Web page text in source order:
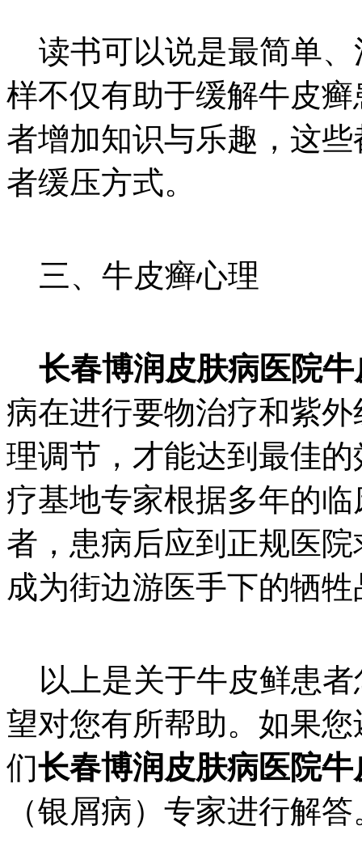
读书可以说是最简单、
样不仅有助于缓解牛皮
者增加知识与乐趣，这
者缓压方式。
三、牛皮癣心理
长春博润皮肤病医院
病在进行要物治疗和紫
理调节，才能达到最佳
疗基地专家根据多年的
者，患病后应到正规医
成为街边游医手下的牺牲
以上是关于牛皮鲜患者
望对您有所帮助。如果
们长春博润皮肤病医院
（银屑病）专家进行解答